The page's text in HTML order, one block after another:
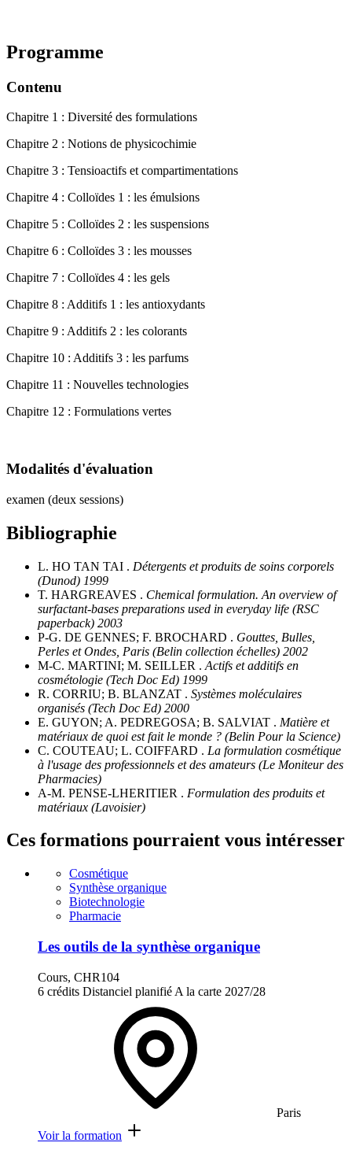
Programme
Contenu
Chapitre 1 : Diversité des formulations
Chapitre 2 : Notions de physicochimie
Chapitre 3 : Tensioactifs et compartimentations
Chapitre 4 : Colloïdes 1 : les émulsions
Chapitre 5 : Colloïdes 2 : les suspensions
Chapitre 6 : Colloïdes 3 : les mousses
Chapitre 7 : Colloïdes 4 : les gels
Chapitre 8 : Additifs 1 : les antioxydants
Chapitre 9 : Additifs 2 : les colorants
Chapitre 10 : Additifs 3 : les parfums
Chapitre 11 : Nouvelles technologies
Chapitre 12 : Formulations vertes
Modalités d'évaluation
examen (deux sessions)
Bibliographie
L. HO TAN TAI . Détergents et produits de soins corporels
(Dunod) 1999
T. HARGREAVES . Chemical formulation. An overview of
surfactant-bases preparations used in everyday life (RSC
paperback) 2003
P-G. DE GENNES; F. BROCHARD . Gouttes, Bulles,
Perles et Ondes, Paris (Belin collection échelles) 2002
M-C. MARTINI; M. SEILLER . Actifs et additifs en
cosmétologie (Tech Doc Ed) 1999
R. CORRIU; B. BLANZAT . Systèmes moléculaires
organisés (Tech Doc Ed) 2000
E. GUYON; A. PEDREGOSA; B. SALVIAT . Matière et
matériaux de quoi est fait le monde ? (Belin Pour la Science)
C. COUTEAU; L. COIFFARD . La formulation cosmétique
à l'usage des professionnels et des amateurs (Le Moniteur des
Pharmacies)
A-M. PENSE-LHERITIER . Formulation des produits et
matériaux (Lavoisier)
Ces formations pourraient vous intéresser
Cosmétique
Synthèse organique
Biotechnologie
Pharmacie
Les outils de la synthèse organique
Cours, CHR104
6 crédits Distanciel planifié A la carte 2027/28
Paris
Voir la formation